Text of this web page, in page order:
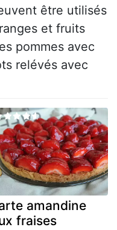
être utilisés
et fruits
pommes avec
relévés avec
amandine
fraises